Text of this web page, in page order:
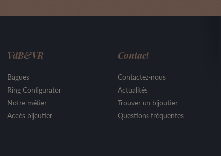
VdB&VR
Bagues
Ring Configurator
Notre métier
Accès bijoutier
Contact
Contactez-nous
Actualités
Trouver un bijoutier
Questions fréquentes